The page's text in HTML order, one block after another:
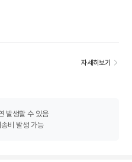
자세히보기
발생할 수 있음
비 발생 가능